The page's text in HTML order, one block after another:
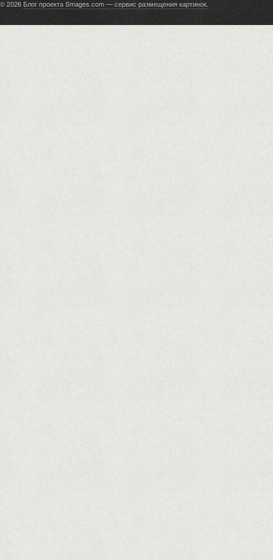
© 2026 Блог проекта Smages.com — сервис размещения картинок.